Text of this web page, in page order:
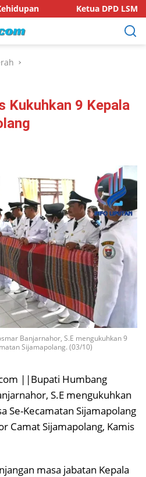
Ketua DPD LSM KPK RI
Kukuhkan 9 Kepala
Banjarnahor, S.E mengukuhkan 9
Sijamapolang. (03/10)
||Bupati Humbang
S.E mengukuhkan
Se-Kecamatan Sijamapolang
Camat Sijamapolang, Kamis
masa jabatan Kepala